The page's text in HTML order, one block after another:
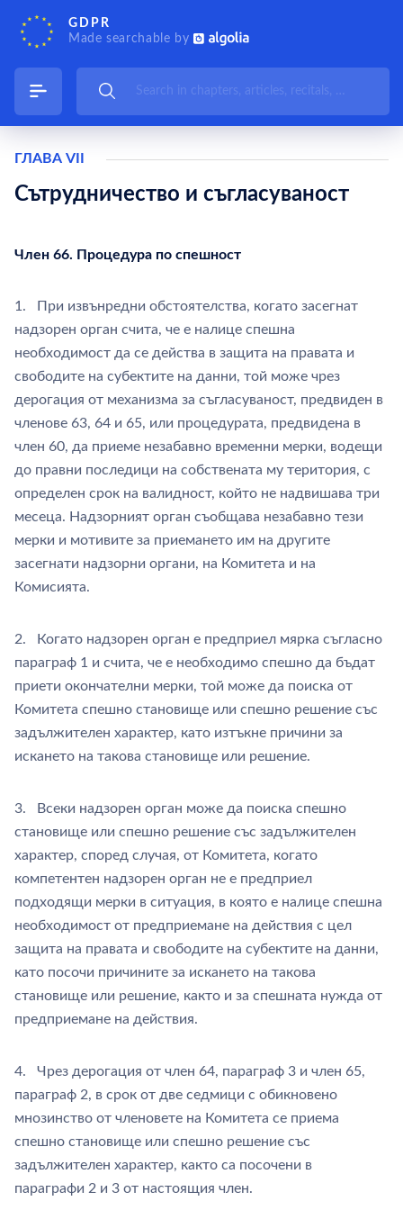
GDPR
Made searchable by
ГЛАВА VII
Сътрудничество и съгласуваност
Член 66. Процедура по спешност
1. При извънредни обстоятелства, когато засегнат
надзорен орган счита, че е налице спешна
необходимост да се действа в защита на правата и
свободите на субектите на данни, той може чрез
дерогация от механизма за съгласуваност, предвиден в
членове 63, 64 и 65, или процедурата, предвидена в
член 60, да приеме незабавно временни мерки, водещи
до правни последици на собствената му територия, с
определен срок на валидност, който не надвишава три
месеца. Надзорният орган съобщава незабавно тези
мерки и мотивите за приемането им на другите
засегнати надзорни органи, на Комитета и на
Комисията.
2. Когато надзорен орган е предприел мярка съгласно
параграф 1 и счита, че е необходимо спешно да бъдат
приети окончателни мерки, той може да поиска от
Комитета спешно становище или спешно решение със
задължителен характер, като изтъкне причини за
искането на такова становище или решение.
3. Всеки надзорен орган може да поиска спешно
становище или спешно решение със задължителен
характер, според случая, от Комитета, когато
компетентен надзорен орган не е предприел
подходящи мерки в ситуация, в която е налице спешна
необходимост от предприемане на действия с цел
защита на правата и свободите на субектите на данни,
като посочи причините за искането на такова
становище или решение, както и за спешната нужда от
предприемане на действия.
4. Чрез дерогация от член 64, параграф 3 и член 65,
параграф 2, в срок от две седмици с обикновено
мнозинство от членовете на Комитета се приема
спешно становище или спешно решение със
задължителен характер, както са посочени в
параграфи 2 и 3 от настоящия член.